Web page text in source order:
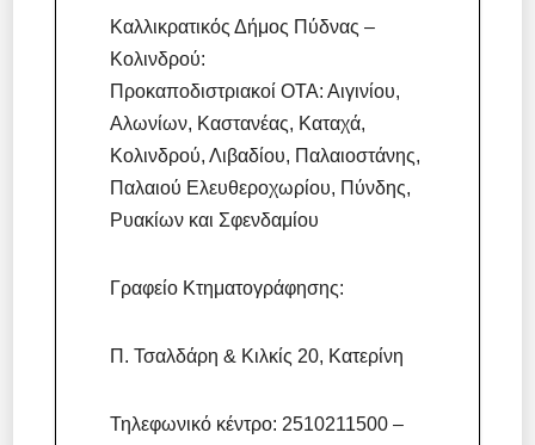
Καλλικρατικός Δήμος Πύδνας –
Κολινδρού:
Προκαποδιστριακοί ΟΤΑ: Αιγινίου,
Αλωνίων, Καστανέας, Καταχά,
Κολινδρού, Λιβαδίου, Παλαιοστάνης,
Παλαιού Ελευθεροχωρίου, Πύνδης,
Ρυακίων και Σφενδαμίου
Γραφείο Κτηματογράφησης:
Π. Τσαλδάρη & Κιλκίς 20, Κατερίνη
Τηλεφωνικό κέντρο: 2510211500 –